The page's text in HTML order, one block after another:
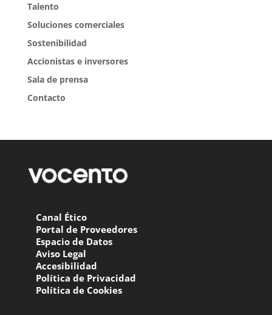
Talento
Soluciones comerciales
Sostenibilidad
Accionistas e inversores
Sala de prensa
Contacto
Canal Ético
Portal de Proveedores
Espacio de Datos
Aviso Legal
Accesibilidad
Política de Privacidad
Política de Cookies